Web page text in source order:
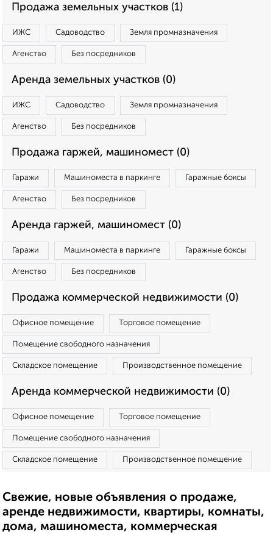
Продажа земельных участков (1)
ИЖС Садоводство Земля промназначения
Агенство Без посредников
Аренда земельных участков (0)
ИЖС Садоводство Земля промназначения
Агенство Без посредников
Продажа гаржей, машиномест (0)
Гаражи Машиноместа в паркинге Гаражные боксы
Агенство Без посредников
Аренда гаржей, машиномест (0)
Гаражи Машиноместа в паркинге Гаражные боксы
Агенство Без посредников
Продажа коммерческой недвижимости (0)
Офисное помещение Торговое помещение
Помещение свободного назначения
Складское помещение Производственное помещение
Аренда коммерческой недвижимости (0)
Офисное помещение Торговое помещение
Помещение свободного назначения
Складское помещение Производственное помещение
Свежие, новые объявления о продаже,
аренде недвижимости, квартиры, комнаты,
дома, машиноместа, коммерческая